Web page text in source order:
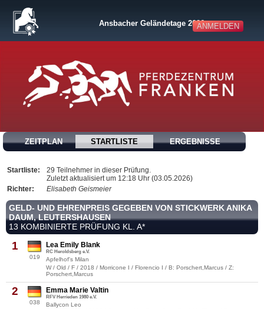
ANMELDEN
Ansbacher Geländetage 2026
ZEITPLAN STARTLISTE ERGEBNISSE
Startliste:
29 Teilnehmer in dieser Prüfung.
Zuletzt aktualisiert um 12:18 Uhr (03.05.2026)
Richter:
Elisabeth Geismeier
GELD- UND EHRENPREIS GEGEBEN VON STICKWERK ANIKA
DAUM, LEUTERSHAUSEN
13 KOMBINIERTE PRÜFUNG KL. A*
1
019
Lea Emily Blank
RC Heroldsberg e.V.
Apfelhof's Milan
W / Old / F / 2018 / Morricone I / Florencio I / B: Porschert,Marcus / Z:
Porschert,Marcus
2
038
Emma Marie Valtin
RFV Herrieden 1980 e.V.
Ballycon Leo